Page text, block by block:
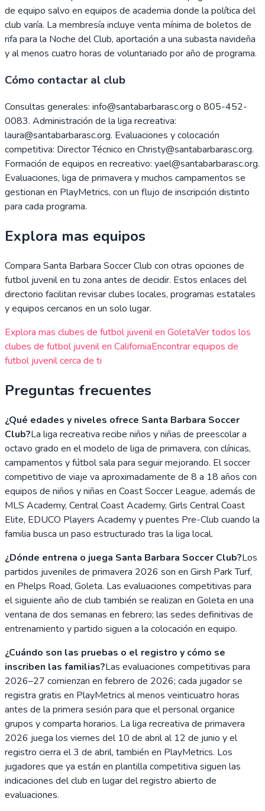
de equipo salvo en equipos de academia donde la política del
club varía. La membresía incluye venta mínima de boletos de
rifa para la Noche del Club, aportación a una subasta navideña
y al menos cuatro horas de voluntariado por año de programa.
Cómo contactar al club
Consultas generales: info@santabarbarasc.org o 805-452-
0083. Administración de la liga recreativa:
laura@santabarbarasc.org. Evaluaciones y colocación
competitiva: Director Técnico en Christy@santabarbarasc.org.
Formación de equipos en recreativo: yael@santabarbarasc.org.
Evaluaciones, liga de primavera y muchos campamentos se
gestionan en PlayMetrics, con un flujo de inscripción distinto
para cada programa.
Explora mas equipos
Compara Santa Barbara Soccer Club con otras opciones de
futbol juvenil en tu zona antes de decidir. Estos enlaces del
directorio facilitan revisar clubes locales, programas estatales
y equipos cercanos en un solo lugar.
Explora mas clubes de futbol juvenil en GoletaVer todos los
clubes de futbol juvenil en CaliforniaEncontrar equipos de
futbol juvenil cerca de ti
Preguntas frecuentes
¿Qué edades y niveles ofrece Santa Barbara Soccer
Club?La liga recreativa recibe niños y niñas de preescolar a
octavo grado en el modelo de liga de primavera, con clínicas,
campamentos y fútbol sala para seguir mejorando. El soccer
competitivo de viaje va aproximadamente de 8 a 18 años con
equipos de niños y niñas en Coast Soccer League, además de
MLS Academy, Central Coast Academy, Girls Central Coast
Elite, EDUCO Players Academy y puentes Pre-Club cuando la
familia busca un paso estructurado tras la liga local.
¿Dónde entrena o juega Santa Barbara Soccer Club?Los
partidos juveniles de primavera 2026 son en Girsh Park Turf,
en Phelps Road, Goleta. Las evaluaciones competitivas para
el siguiente año de club también se realizan en Goleta en una
ventana de dos semanas en febrero; las sedes definitivas de
entrenamiento y partido siguen a la colocación en equipo.
¿Cuándo son las pruebas o el registro y cómo se
inscriben las familias?Las evaluaciones competitivas para
2026–27 comienzan en febrero de 2026; cada jugador se
registra gratis en PlayMetrics al menos veinticuatro horas
antes de la primera sesión para que el personal organice
grupos y comparta horarios. La liga recreativa de primavera
2026 juega los viernes del 10 de abril al 12 de junio y el
registro cierra el 3 de abril, también en PlayMetrics. Los
jugadores que ya están en plantilla competitiva siguen las
indicaciones del club en lugar del registro abierto de
evaluaciones.